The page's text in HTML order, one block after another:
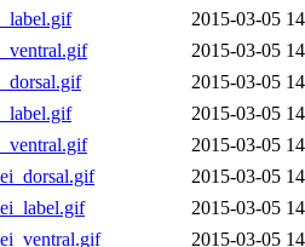
2015-03-05
2015-03-05
2015-03-05
2015-03-05
2015-03-05
2015-03-05
2015-03-05
2015-03-05